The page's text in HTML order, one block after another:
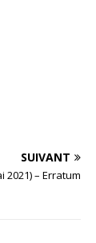
SUIVANT
2021) – Erratum